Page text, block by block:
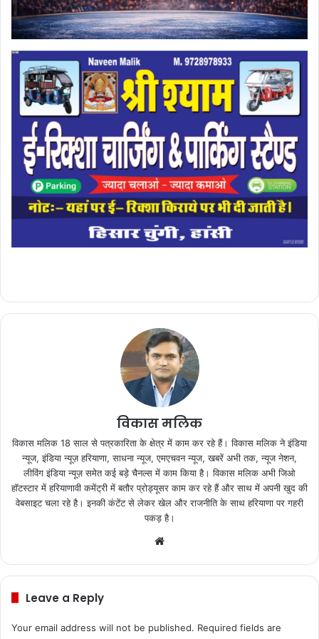
विकास मलिक
विकास मलिक 18 साल से पत्रकारिता के क्षेत्र में काम कर रहे हैं। विकास मलिक ने इंडिया
न्यूज, इंडिया न्यूज़ हरियाणा, साधना न्यूज, एमएचवन न्यूज, खबरें अभी तक, न्यूज नेशन,
लीविंग इंडिया न्यूज़ समेत कई बड़े चैनल्स में काम किया है। विकास मलिक अभी जिओ
हॉटस्टार में हरियाणावी कमेंट्री में बतौर प्रोड्यूसर काम कर रहे हैं और साथ में अपनी खुद की
वेबसाइट चला रहे है। इनकी कंटेंट से लेकर खेल और राजनीति के साथ हरियाणा पर गहरी
पकड़ है।
te
Leave a Reply
Your email address will not be published. Required fields are